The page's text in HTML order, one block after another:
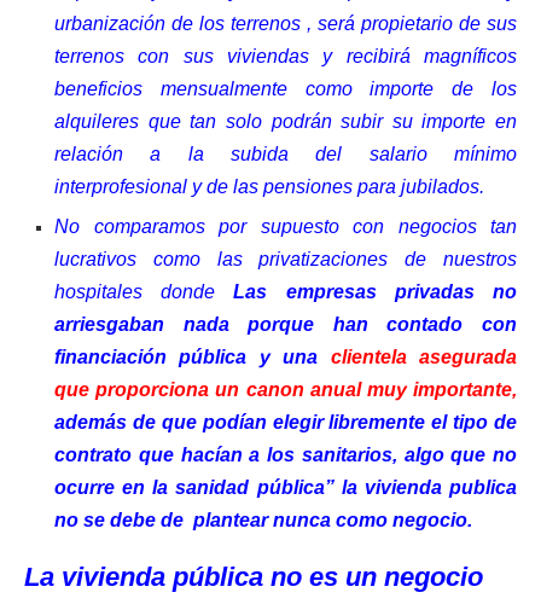
urbanización de los terrenos , será propietario de sus
terrenos con sus viviendas y recibirá magníficos
beneficios mensualmente como importe de los
alquileres que tan solo podrán subir su importe en
relación a la subida del salario mínimo
interprofesional y de las pensiones para jubilados.
No comparamos por supuesto con negocios tan
lucrativos como las privatizaciones de nuestros
hospitales dondeLas empresas privadas no
arriesgaban nada porque han contado con
financiación pública y una clientela asegurada
que proporciona un canon anual muy importante,
además de que podían elegir libremente el tipo de
contrato que hacían a los sanitarios, algo que no
ocurre en la sanidad pública” la vivienda publica
no se debe de plantear nunca como negocio.
La vivienda pública no es un negocio